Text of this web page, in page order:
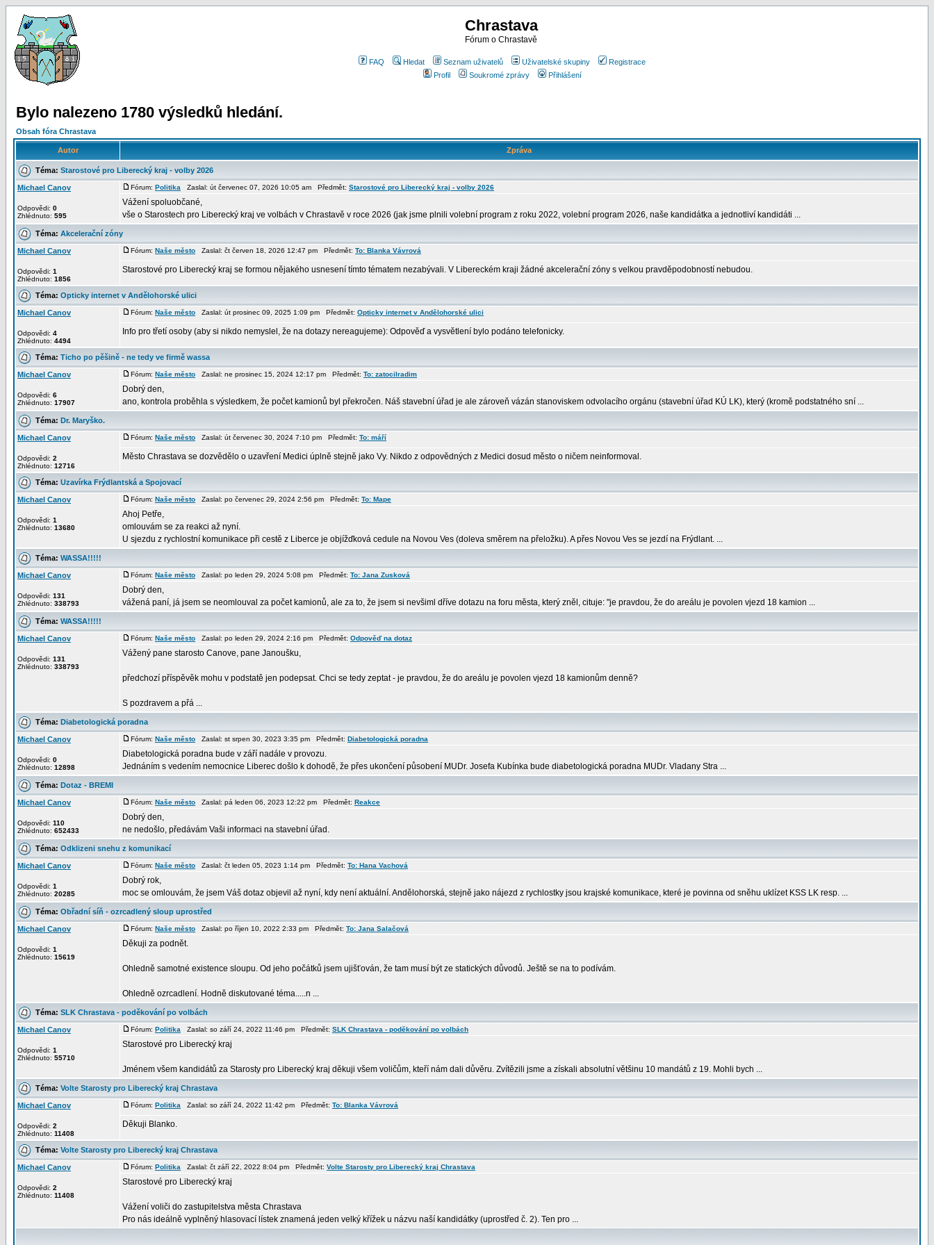
Chrastava
Fórum o Chrastavě
FAQ Hledat Seznam uživatelů Uživatelské skupiny
Registrace
Profil
Soukromé zprávy Přihlášení
Bylo nalezeno 1780 výsledků hledání.
Obsah fóra Chrastava
Autor Zpráva
Téma: Starostové pro Liberecký kraj - volby 2026
Michael Canov
Odpovědi: 0
Zhlédnuto: 595
Fórum: Politika Zaslal: út červenec 07, 2026 10:05 am Předmět: Starostové pro Liberecký kraj - volby 2026
Vážení spoluobčané,
vše o Starostech pro Liberecký kraj ve volbách v Chrastavě v roce 2026 (jak jsme plnili volební program z roku 2022, volební program 2026, naše kandidátka a jednotliví kandidáti ...
Téma: Akcelerační zóny
Michael Canov
Odpovědi: 1
Zhlédnuto: 1856
Fórum: Naše město Zaslal: čt červen 18, 2026 12:47 pm Předmět: To: Blanka Vávrová
Starostové pro Liberecký kraj se formou nějakého usnesení tímto tématem nezabývali. V Libereckém kraji žádné akcelerační zóny s velkou pravděpodobností nebudou.
Téma: Opticky internet v Andělohorské ulici
Michael Canov
Odpovědi: 4
Zhlédnuto: 4494
Fórum: Naše město Zaslal: út prosinec 09, 2025 1:09 pm Předmět: Opticky internet v Andělohorské ulici
Info pro třetí osoby (aby si nikdo nemyslel, že na dotazy nereagujeme): Odpověď a vysvětlení bylo podáno telefonicky.
Téma: Ticho po pěšině - ne tedy ve firmě wassa
Michael Canov
Odpovědi: 6
Zhlédnuto: 17907
Fórum: Naše město Zaslal: ne prosinec 15, 2024 12:17 pm Předmět: To: zatocilradim
Dobrý den,
ano, kontrola proběhla s výsledkem, že počet kamionů byl překročen. Náš stavební úřad je ale zároveň vázán stanoviskem odvolacího orgánu (stavební úřad KÚ LK), který (kromě podstatného sní ...
Téma: Dr. Maryško.
Michael Canov
Odpovědi: 2
Zhlédnuto: 12716
Fórum: Naše město Zaslal: út červenec 30, 2024 7:10 pm Předmět: To: máří
Město Chrastava se dozvědělo o uzavření Medici úplně stejně jako Vy. Nikdo z odpovědných z Medici dosud město o ničem neinformoval.
Téma: Uzavírka Frýdlantská a Spojovací
Michael Canov
Odpovědi: 1
Zhlédnuto: 13680
Fórum: Naše město Zaslal: po červenec 29, 2024 2:56 pm Předmět: To: Mape
Ahoj Petře,
omlouvám se za reakci až nyní.
U sjezdu z rychlostní komunikace při cestě z Liberce je objížďková cedule na Novou Ves (doleva směrem na přeložku). A přes Novou Ves se jezdí na Frýdlant. ...
Téma: WASSA!!!!!
Michael Canov
Odpovědi: 131
Zhlédnuto: 338793
Fórum: Naše město Zaslal: po leden 29, 2024 5:08 pm Předmět: To: Jana Zusková
Dobrý den,
vážená paní, já jsem se neomlouval za počet kamionů, ale za to, že jsem si nevšiml dříve dotazu na foru města, který zněl, cituje: "je pravdou, že do areálu je povolen vjezd 18 kamion ...
Téma: WASSA!!!!!
Michael Canov
Odpovědi: 131
Zhlédnuto: 338793
Fórum: Naše město Zaslal: po leden 29, 2024 2:16 pm Předmět: Odpověď na dotaz
Vážený pane starosto Canove, pane Janoušku,
předchozí příspěvěk mohu v podstatě jen podepsat. Chci se tedy zeptat - je pravdou, že do areálu je povolen vjezd 18 kamionům denně?
S pozdravem a přá ...
Téma: Diabetologická poradna
Michael Canov
Odpovědi: 0
Zhlédnuto: 12898
Fórum: Naše město Zaslal: st srpen 30, 2023 3:35 pm Předmět: Diabetologická poradna
Diabetologická poradna bude v září nadále v provozu.
Jednáním s vedením nemocnice Liberec došlo k dohodě, že přes ukončení působení MUDr. Josefa Kubínka bude diabetologická poradna MUDr. Vladany Stra ...
Téma: Dotaz - BREMI
Michael Canov
Odpovědi: 110
Zhlédnuto: 652433
Fórum: Naše město Zaslal: pá leden 06, 2023 12:22 pm Předmět: Reakce
Dobrý den,
ne nedošlo, předávám Vaši informaci na stavební úřad.
Téma: Odklizeni snehu z komunikací
Michael Canov
Odpovědi: 1
Zhlédnuto: 20285
Fórum: Naše město Zaslal: čt leden 05, 2023 1:14 pm Předmět: To: Hana Vachová
Dobrý rok,
moc se omlouvám, že jsem Váš dotaz objevil až nyní, kdy není aktuální. Andělohorská, stejně jako nájezd z rychlostky jsou krajské komunikace, které je povinna od sněhu uklízet KSS LK resp. ...
Téma: Obřadní síň - ozrcadlený sloup uprostřed
Michael Canov
Odpovědi: 1
Zhlédnuto: 15619
Fórum: Naše město Zaslal: po říjen 10, 2022 2:33 pm Předmět: To: Jana Salačová
Děkuji za podnět.
Ohledně samotné existence sloupu. Od jeho počátků jsem ujišťován, že tam musí být ze statických důvodů. Ještě se na to podívám.
Ohledně ozrcadlení. Hodně diskutované téma.....n ...
Téma: SLK Chrastava - poděkování po volbách
Michael Canov
Odpovědi: 1
Zhlédnuto: 55710
Fórum: Politika Zaslal: so září 24, 2022 11:46 pm Předmět: SLK Chrastava - poděkování po volbách
Starostové pro Liberecký kraj
Jménem všem kandidátů za Starosty pro Liberecký kraj děkuji všem voličům, kteří nám dali důvěru. Zvítězili jsme a získali absolutní většinu 10 mandátů z 19. Mohli bych ...
Téma: Volte Starosty pro Liberecký kraj Chrastava
Michael Canov
Odpovědi: 2
Zhlédnuto: 11408
Fórum: Politika Zaslal: so září 24, 2022 11:42 pm Předmět: To: Blanka Vávrová
Děkuji Blanko.
Téma: Volte Starosty pro Liberecký kraj Chrastava
Michael Canov
Odpovědi: 2
Zhlédnuto: 11408
Fórum: Politika Zaslal: čt září 22, 2022 8:04 pm Předmět: Volte Starosty pro Liberecký kraj Chrastava
Starostové pro Liberecký kraj
Vážení voliči do zastupitelstva města Chrastava
Pro nás ideálně vyplněný hlasovací lístek znamená jeden velký křížek u názvu naší kandidátky (uprostřed č. 2). Ten pro ...